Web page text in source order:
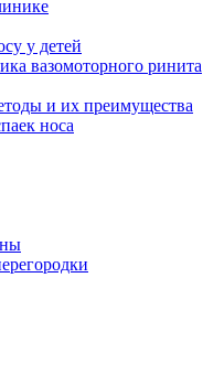
у детей
вазомоторного ринита
и их преимущества
носа